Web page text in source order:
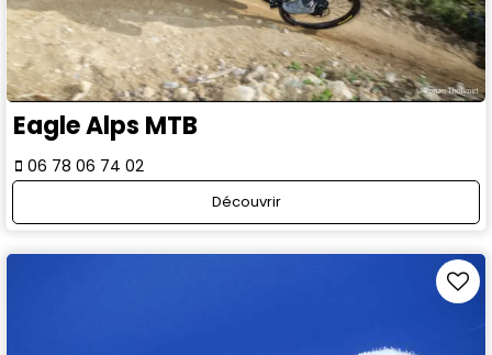
Eagle Alps MTB
06 78 06 74 02
Découvrir